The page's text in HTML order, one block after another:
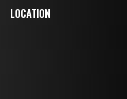
LOCATION